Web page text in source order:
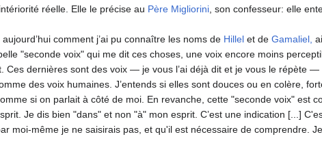
réelle. Elle le précise au Père Migliorini , son confesseur: elle
comment j’ai pu connaître les noms de Hillel et de Gamaliel,
"seconde voix" qui me dit ces choses, une voix encore moins
Ces dernières sont des voix — je vous l’ai déjà dit et je vous le répète
des voix humaines. J’entends si elles sont douces ou en colère,
si on parlait à côté de moi. En revanche, cette "seconde voix" est
Je dis bien "dans" et non "à" mon esprit. C’est une indication [...]
moi-même je ne saisirais pas, et qu'il est nécessaire de comprendre.